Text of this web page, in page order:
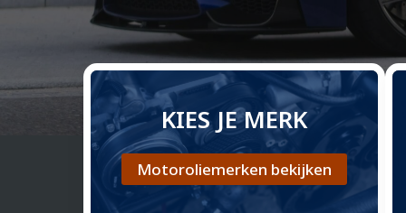
KIES JE MERK
Motoroliemerken bekijken